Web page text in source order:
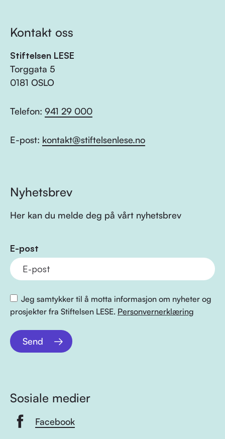
Kontakt oss
Stiftelsen LESE
Torggata 5
0181 OSLO
Telefon: 941 29 000
E-post: kontakt@stiftelsenlese.no
Nyhetsbrev
Her kan du melde deg på vårt nyhetsbrev
E-post
Jeg samtykker til å motta informasjon om nyheter og
prosjekter fra Stiftelsen LESE. Personvernerklæring
Send
Sosiale medier
Facebook